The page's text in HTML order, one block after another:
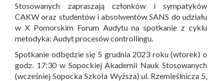
Stosowanych zapraszają członków i sympatyków
CAKW oraz studentów i absolwentów SANS do udziału
w X Pomorskim Forum Audytu na spotkanie z cyklu
metodyka: Audyt procesów controllingu.
Spotkanie odbędzie się 5 grudnia 2023 roku (wtorek) o
godz. 17:30 w Sopockiej Akademii Nauk Stosowanych
(wcześniej Sopocka Szkoła Wyższa) ul. Rzemieślnicza 5,